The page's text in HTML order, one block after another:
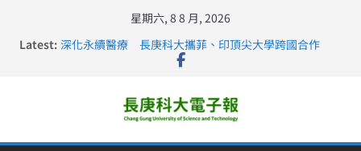
星期六, 8 8 月, 2026
Latest: 深化永續醫療 長庚科大攜菲、印頂尖大學跨國合作
長庚科大訪凱瑟醫療集團、美容學校收穫豐
仁德醫專與長庚科大締結策略聯盟 培育護理尖兵
長庚科大連四年穩居《遠見》醫學大學第5名 辦學實力再